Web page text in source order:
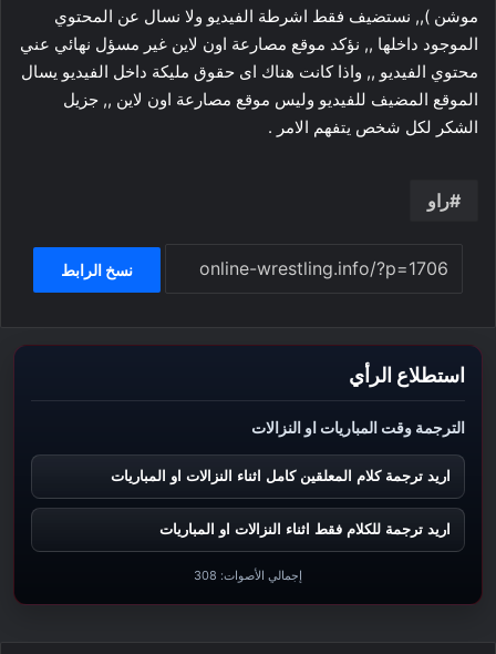
موشن ),, نستضيف فقط اشرطة الفيديو ولا نسال عن المحتوي
الموجود داخلها ,, نؤكد موقع مصارعة اون لاين غير مسؤل نهائي عني
محتوي الفيديو ,, واذا كانت هناك اى حقوق مليكة داخل الفيديو يسال
الموقع المضيف للفيديو وليس موقع مصارعة اون لاين ,, جزيل
الشكر لكل شخص يتفهم الامر .
راو
نسخ الرابط
استطلاع الرأي
الترجمة وقت المباريات او النزالات
اريد ترجمة كلام المعلقين كامل اثناء النزالات او المباريات
اريد ترجمة للكلام فقط اثناء النزالات او المباريات
إجمالي الأصوات: 308